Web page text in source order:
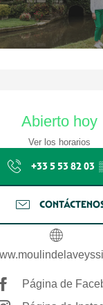
y
Abierto hoy
Ver los horarios
+33 5 53 82 03
Página de